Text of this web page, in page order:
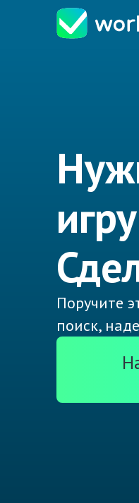
Поручите
поиск,